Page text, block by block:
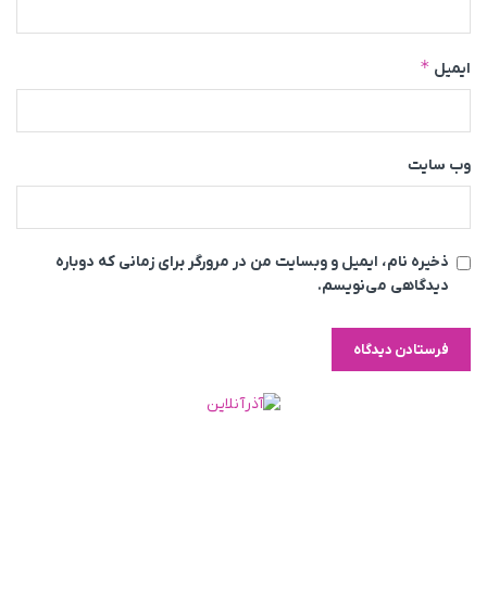
ایمیل *
وب‌ سایت
ذخیره نام، ایمیل و وبسایت من در مرورگر برای زمانی که دوباره
دیدگاهی می‌نویسم.